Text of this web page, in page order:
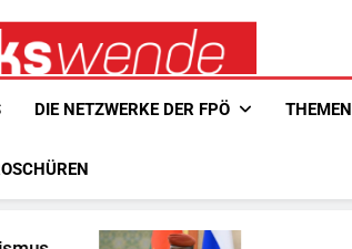
Jetzt!
DIE NETZWERKE DER FPÖ THEMEN